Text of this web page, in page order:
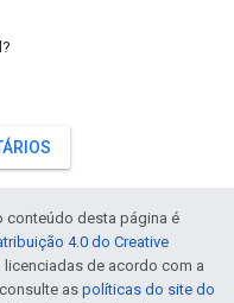
conteúdo desta página é
4.0 do Creative
de acordo com a
aspolíticas do site do